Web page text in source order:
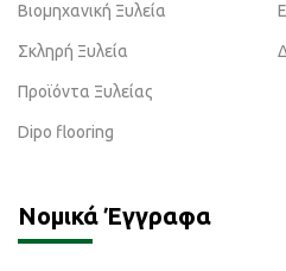
Βιομηχανική Ξυλεία
Σκληρή Ξυλεία
Προϊόντα Ξυλείας
Dipo flooring
Νομικά Έγγραφα